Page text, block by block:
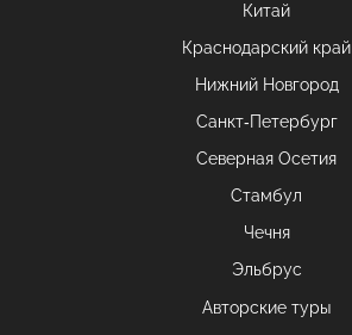
Китай
Краснодарский край
Нижний Новгород
Санкт-Петербург
Северная Осетия
Стамбул
Чечня
Эльбрус
Авторские туры